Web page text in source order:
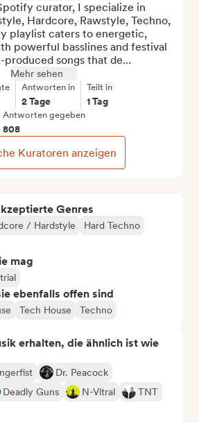
Genres
/ Hardstyle
Hard Techno
mag
ebenfalls offen sind
Tech House Techno
erhalten, die ähnlich ist wie
Dr. Peacock
Deadly Guns N-Vitral
TNT
curator, I specialize in
Hardcore, Rawstyle, Techno,
playlist caters to energetic,
powerful basslines and festival
produced songs that de...
Mehr sehen
Antworten in
2 Tage
Teilt in
1 Tag
Antworten gegeben
808
Kuratoren anzeigen